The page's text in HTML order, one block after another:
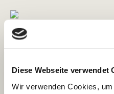
Diese Webseite verwendet
Wir verwenden Cookies,
COSMILE-App -
Die
Fakten zu
fachliche Gremien wie
Wissenschaftlichen